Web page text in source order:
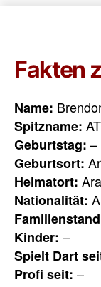
Fakten
Name:
Spitzname:
Geburtstag: –
Geburtsort:
Heimatort:
Nationalität:
Kinder: –
Spielt Dart
Profi seit: –